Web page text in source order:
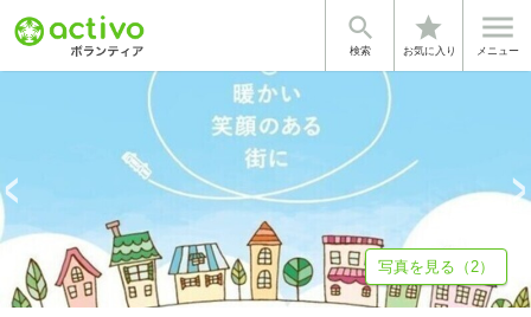

検索
star
お気に入り

メニュー
基本情報 募集詳細 法人情報
写真を見る（2）